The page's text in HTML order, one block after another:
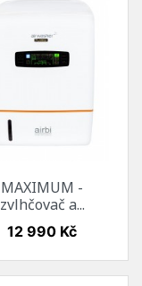
MAXIMUM -
zvlhčovač a...
Cena
12 990 Kč